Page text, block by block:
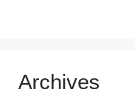
Archives